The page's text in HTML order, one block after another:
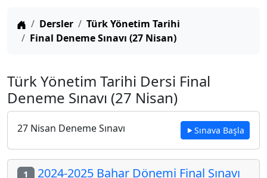
Anasayfa
Dersler
Türk Yönetim Tarihi
Final Deneme Sınavı (27 Nisan)
Türk Yönetim Tarihi Dersi Final
Deneme Sınavı (27 Nisan)
27 Nisan Deneme Sınavı Sınava Başla
1 2024-2025 Bahar Dönemi Final Sınavı